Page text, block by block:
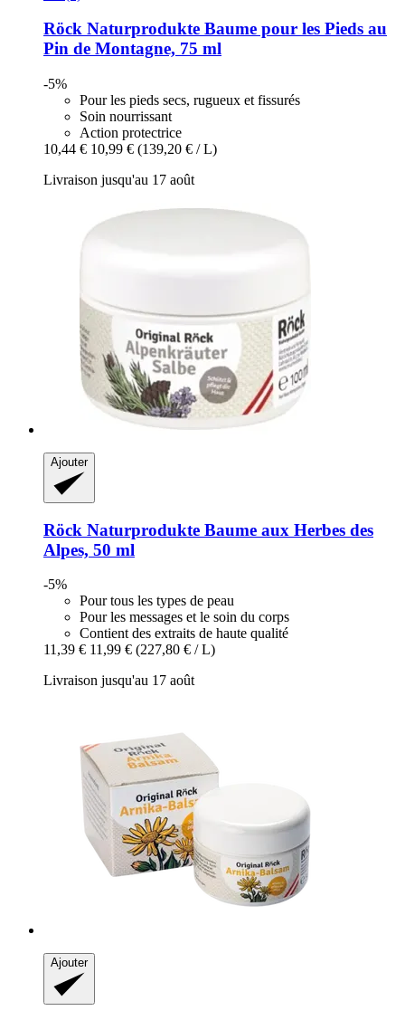
Röck Naturprodukte Baume pour les Pieds au
Pin de Montagne, 75 ml
-5%
Pour les pieds secs, rugueux et fissurés
Soin nourrissant
Action protectrice
10,44 € 10,99 € (139,20 € / L)
Livraison jusqu'au 17 août
Ajouter
Röck Naturprodukte Baume aux Herbes des
Alpes, 50 ml
-5%
Pour tous les types de peau
Pour les messages et le soin du corps
Contient des extraits de haute qualité
11,39 € 11,99 € (227,80 € / L)
Livraison jusqu'au 17 août
Ajouter